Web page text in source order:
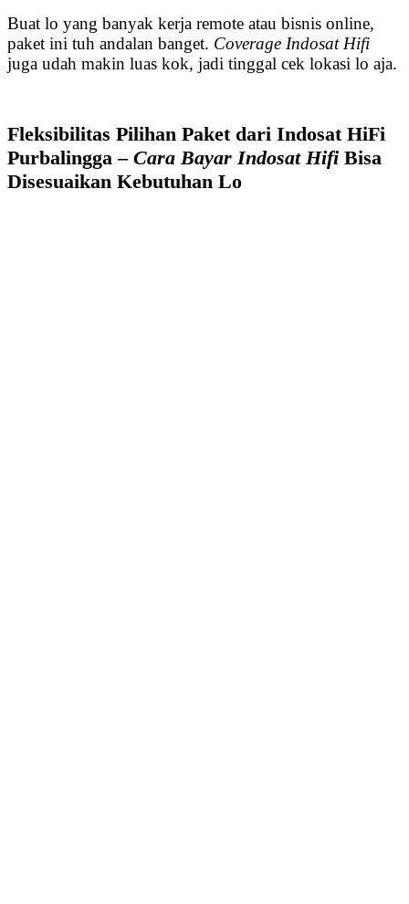
Buat lo yang banyak kerja remote atau bisnis online,
paket ini tuh andalan banget. Coverage Indosat Hifi
juga udah makin luas kok, jadi tinggal cek lokasi lo aja.
Fleksibilitas Pilihan Paket dari Indosat HiFi
Purbalingga – Cara Bayar Indosat Hifi Bisa
Disesuaikan Kebutuhan Lo